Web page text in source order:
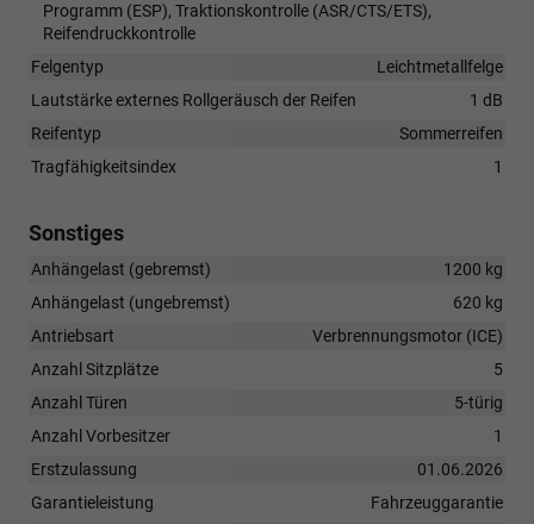
Programm (ESP), Traktionskontrolle (ASR/CTS/ETS),
Reifendruckkontrolle
Felgentyp
Leichtmetallfelge
Lautstärke externes Rollgeräusch der Reifen
1 dB
Reifentyp
Sommerreifen
Tragfähigkeitsindex
1
Sonstiges
Anhängelast (gebremst)
1200 kg
Anhängelast (ungebremst)
620 kg
Antriebsart
Verbrennungsmotor (ICE)
Anzahl Sitzplätze
5
Anzahl Türen
5-türig
Anzahl Vorbesitzer
1
Erstzulassung
01.06.2026
Garantieleistung
Fahrzeuggarantie